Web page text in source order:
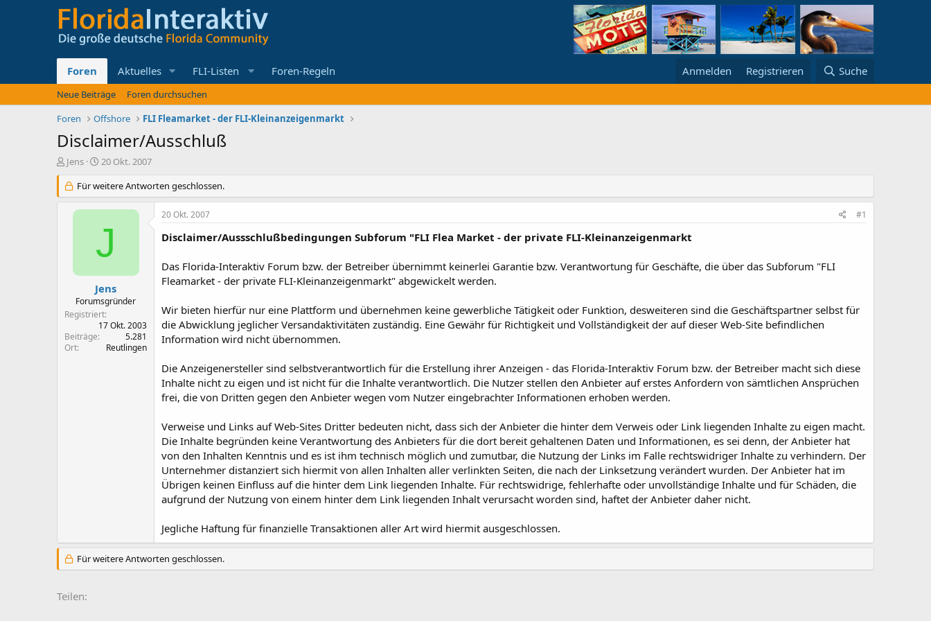
Foren Aktuelles FLI-Listen Foren-Regeln Anmelden Registrieren Suche
Neue Beiträge
Foren durchsuchen
Foren
Offshore FLI Fleamarket - der FLI-Kleinanzeigenmarkt
Disclaimer/Ausschluß
E
s
t
Jens
E
s
t
e
a
m
20 Okt. 2007
Für weitere Antworten geschlossen.
J
Jens
Forumsgründer
Registriert
17 Okt. 2003
Beiträge
5.281
Ort
Reutlingen
20 Okt. 2007 #1
Disclaimer/Aussschlußbedingungen Subforum "FLI Flea Market - der private FLI-Kleinanzeigenmarkt
Das Florida-Interaktiv Forum bzw. der Betreiber übernimmt keinerlei Garantie bzw. Verantwortung für Geschäfte, die über das Subforum "FLI
Fleamarket - der private FLI-Kleinanzeigenmarkt" abgewickelt werden.
Wir bieten hierfür nur eine Plattform und übernehmen keine gewerbliche Tätigkeit oder Funktion, desweiteren sind die Geschäftspartner selbst für
die Abwicklung jeglicher Versandaktivitäten zuständig. Eine Gewähr für Richtigkeit und Vollständigkeit der auf dieser Web-Site befindlichen
Information wird nicht übernommen.
Die Anzeigenersteller sind selbstverantwortlich für die Erstellung ihrer Anzeigen - das Florida-Interaktiv Forum bzw. der Betreiber macht sich diese
Inhalte nicht zu eigen und ist nicht für die Inhalte verantwortlich. Die Nutzer stellen den Anbieter auf erstes Anfordern von sämtlichen Ansprüchen
frei, die von Dritten gegen den Anbieter wegen vom Nutzer eingebrachter Informationen erhoben werden.
Verweise und Links auf Web-Sites Dritter bedeuten nicht, dass sich der Anbieter die hinter dem Verweis oder Link liegenden Inhalte zu eigen macht.
Die Inhalte begründen keine Verantwortung des Anbieters für die dort bereit gehaltenen Daten und Informationen, es sei denn, der Anbieter hat
von den Inhalten Kenntnis und es ist ihm technisch möglich und zumutbar, die Nutzung der Links im Falle rechtswidriger Inhalte zu verhindern. Der
Unternehmer distanziert sich hiermit von allen Inhalten aller verlinkten Seiten, die nach der Linksetzung verändert wurden. Der Anbieter hat im
Übrigen keinen Einfluss auf die hinter dem Link liegenden Inhalte. Für rechtswidrige, fehlerhafte oder unvollständige Inhalte und für Schäden, die
aufgrund der Nutzung von einem hinter dem Link liegenden Inhalt verursacht worden sind, haftet der Anbieter daher nicht.
Jegliche Haftung für finanzielle Transaktionen aller Art wird hiermit ausgeschlossen.
Für weitere Antworten geschlossen.
Teilen: